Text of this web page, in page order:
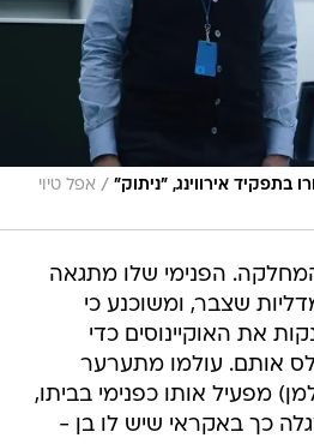
בתפקיד אירווינג, "ניתוק" / אפל טיוי
הפנימי שלו מתגאה
שצבר, ומשוכנע כי
את האוקיינוסים כדי
אותם. עולמו מתערער
מפעיל אותו כפנימי בביתו,
כך באקראי שיש לו בן -